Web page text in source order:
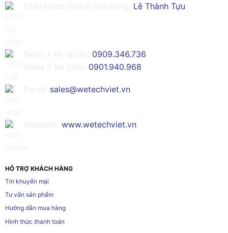
Lê Thành Tựu
0909.346.736
0901.940.968
sales@wetechviet.vn
www.wetechviet.vn
HỖ TRỢ KHÁCH HÀNG
Tin khuyến mại
Tư vấn sản phẩm
Hướng dẫn mua hàng
Hình thức thanh toán